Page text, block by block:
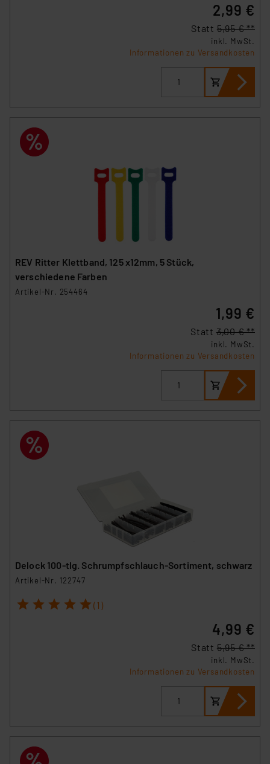
2,99 €
Statt 5,95 € **
inkl. MwSt.
Informationen zu Versandkosten
REV Ritter Klettband, 125 x12mm, 5 Stück,
verschiedene Farben
Artikel-Nr. 254464
1,99 €
Statt 3,00 € **
inkl. MwSt.
Informationen zu Versandkosten
Delock 100-tlg. Schrumpfschlauch-Sortiment, schwarz
Artikel-Nr. 122747
1 2 3 4 5 (1)
4,99 €
Statt 5,95 € **
inkl. MwSt.
Informationen zu Versandkosten